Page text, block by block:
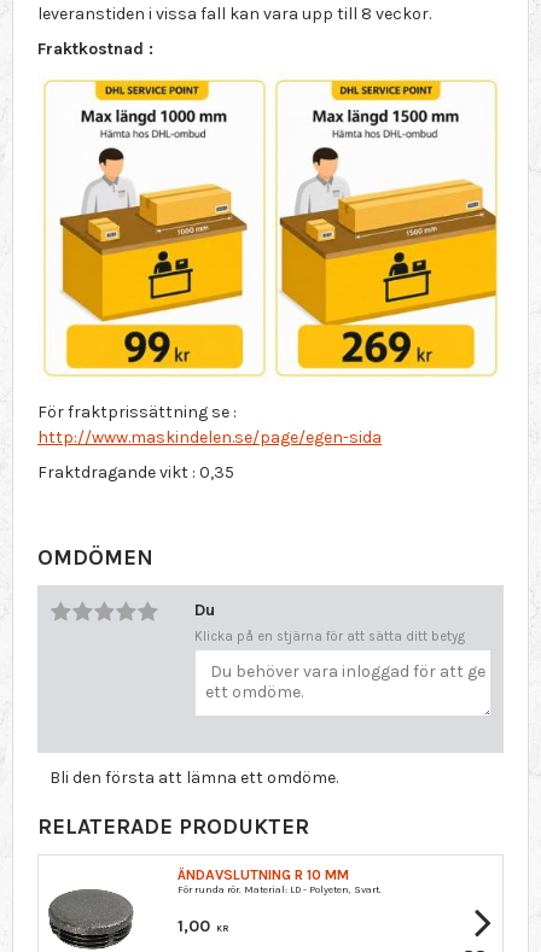
leveranstiden i vissa fall kan vara upp till 8 veckor.
Fraktkostnad :
För fraktprissättning se :
http://www.maskindelen.se/page/egen-sida
Fraktdragande vikt : 0,35
OMDÖMEN
Du
Klicka på en stjärna för att sätta ditt betyg
Bli den första att lämna ett omdöme.
RELATERADE PRODUKTER
ÄNDAVSLUTNING R 10 MM
För runda rör. Material: LD - Polyeten, Svart.
1,00 KR